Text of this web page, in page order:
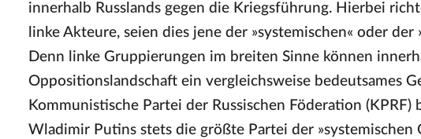
innerhalb Russlands gegen die Kriegsführung. Hierbei
linke Akteure, seien dies jene der »systemischen« oder
Denn linke Gruppierungen im breiten Sinne können
Oppositionslandschaft ein vergleichsweise bedeutsames
Kommunistische Partei der Russischen Föderation
Wladimir Putins stets die größte Partei der »systemischen